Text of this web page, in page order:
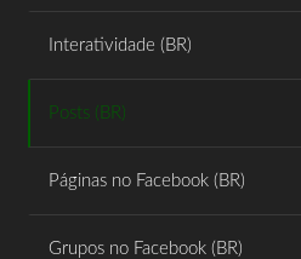
Interatividade (BR)
Posts (BR)
Páginas no Facebook (BR)
Grupos no Facebook (BR)